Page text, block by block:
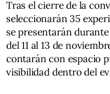
Tras el cierre de la
seleccionarán 35
se presentarán
del 11 al 13 de
contarán con espacio
visibilidad dentro del